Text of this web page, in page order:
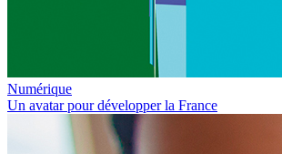
Numérique
Un avatar pour développer la France